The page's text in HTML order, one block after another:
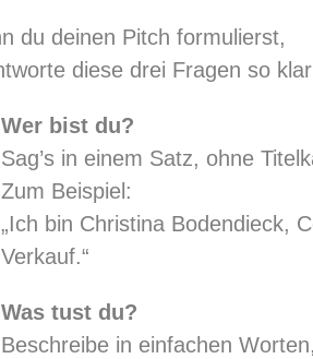
du deinen Pitch formulierst,
diese drei Fragen so
Wer bist du?
Sag’s in einem Satz, ohne
Zum Beispiel:
„Ich bin Christina Bodendieck,
Verkauf.“
Was tust du?
Beschreibe in einfachen